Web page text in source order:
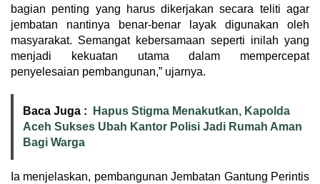
bagian penting yang harus dikerjakan secara teliti agar
jembatan nantinya benar-benar layak digunakan oleh
masyarakat. Semangat kebersamaan seperti inilah yang
menjadi kekuatan utama dalam mempercepat
penyelesaian pembangunan,” ujarnya.
Baca Juga :
Hapus Stigma Menakutkan, Kapolda
Aceh Sukses Ubah Kantor Polisi Jadi Rumah Aman
Bagi Warga
Ia menjelaskan, pembangunan Jembatan Gantung Perintis